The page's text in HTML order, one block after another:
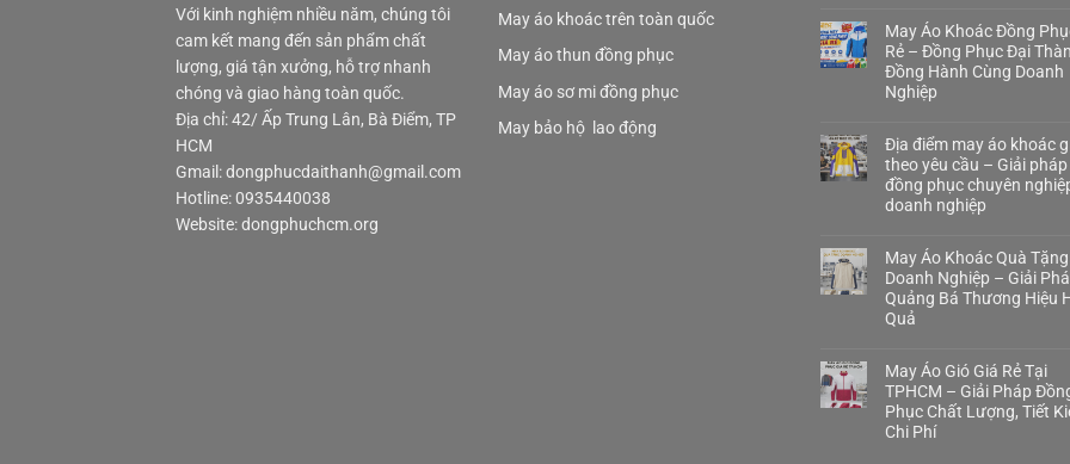
Với kinh nghiệm nhiều năm, chúng tôi
cam kết mang đến sản phẩm chất
lượng, giá tận xưởng, hỗ trợ nhanh
chóng và giao hàng toàn quốc.
Địa chỉ: 42/ Ấp Trung Lân, Bà Điểm, TP
HCM
Gmail: dongphucdaithanh@gmail.com
Hotline: 0935440038
Website: dongphuchcm.org
May áo khoác trên toàn quốc
May áo thun đồng phục
May áo sơ mi đồng phục
May bảo hộ lao động
May Áo Khoác Đồng
Rẻ – Đồng Phục Đại
Đồng Hành Cùng Doanh
Nghiệp
Địa điểm may áo khoác
theo yêu cầu – Giải pháp
đồng phục chuyên
doanh nghiệp
May Áo Khoác Quà Tặng
Doanh Nghiệp – Giải
Quảng Bá Thương Hiệu
Quả
May Áo Gió Giá Rẻ Tại
TPHCM – Giải Pháp
Phục Chất Lượng, Tiết
Chi Phí